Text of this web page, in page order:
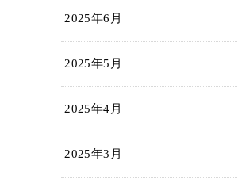
2025年6月
2025年5月
2025年4月
2025年3月